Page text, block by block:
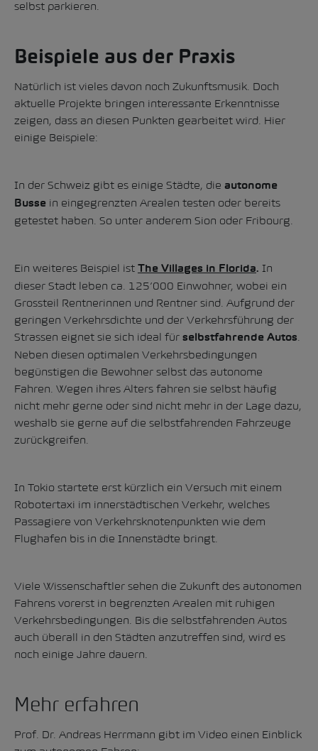
selbst parkieren.
Beispiele aus der Praxis
Natürlich ist vieles davon noch Zukunftsmusik. Doch
aktuelle Projekte bringen interessante Erkenntnisse
zeigen, dass an diesen Punkten gearbeitet wird. Hier
einige Beispiele:
In der Schweiz gibt es einige Städte, die autonome
Busse in eingegrenzten Arealen testen oder bereits
getestet haben. So unter anderem Sion oder Fribourg.
Ein weiteres Beispiel ist The Villages in Florida. In
dieser Stadt leben ca. 125’000 Einwohner, wobei ein
Grossteil Rentnerinnen und Rentner sind. Aufgrund der
geringen Verkehrsdichte und der Verkehrsführung der
Strassen eignet sie sich ideal für selbstfahrende Autos
Neben diesen optimalen Verkehrsbedingungen
begünstigen die Bewohner selbst das autonome
Fahren. Wegen ihres Alters fahren sie selbst häufig
nicht mehr gerne oder sind nicht mehr in der Lage dazu,
weshalb sie gerne auf die selbstfahrenden Fahrzeuge
zurückgreifen.
In Tokio startete erst kürzlich ein Versuch mit einem
Robotertaxi im innerstädtischen Verkehr, welches
Passagiere von Verkehrsknotenpunkten wie dem
Flughafen bis in die Innenstädte bringt.
Viele Wissenschaftler sehen die Zukunft des autonomen
Fahrens vorerst in begrenzten Arealen mit ruhigen
Verkehrsbedingungen. Bis die selbstfahrenden Autos
auch überall in den Städten anzutreffen sind, wird es
noch einige Jahre dauern.
Mehr erfahren
Prof. Dr. Andreas Herrmann gibt im Video einen Einblick